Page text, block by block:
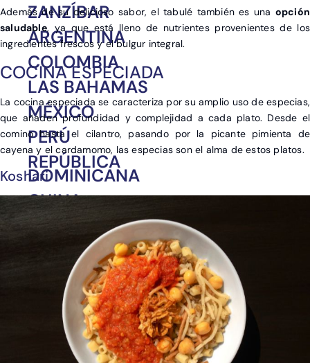
ZANZÍBAR
ARGENTINA
COLOMBIA
LAS BAHAMAS
MÉXICO
PERÚ
REPÚBLICA
DOMINICANA
CHINA
EMIRATOS ÁRABES
INDONESIA
JAPÓN
SRI LANKA
TAILANDIA
Además de su delicioso sabor, el tabulé también es una opción
saludable, ya que está lleno de nutrientes provenientes de los
ingredientes frescos y el bulgur integral.
COCINA ESPECIADA
La cocina especiada se caracteriza por su amplio uso de especias,
que añaden profundidad y complejidad a cada plato. Desde el
comino hasta el cilantro, pasando por la picante pimienta de
cayena y el cardamomo, las especias son el alma de estos platos.
Koshari